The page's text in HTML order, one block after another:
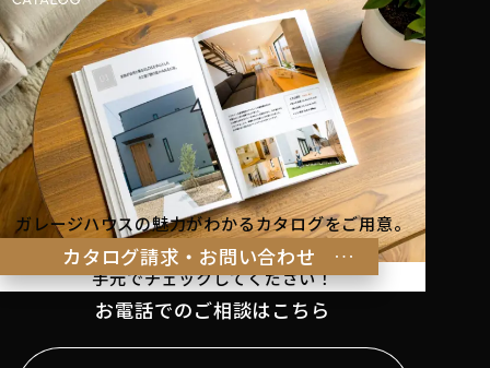
カタログ請求・お問い合わせ
ガレージハウスの魅力がわかるカタログをご用意。
理想の暮らしのヒントを
手元でチェックしてください！
お電話でのご相談はこちら